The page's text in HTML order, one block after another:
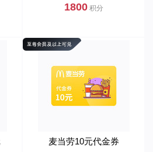
1800积分
麦当劳10元代金券